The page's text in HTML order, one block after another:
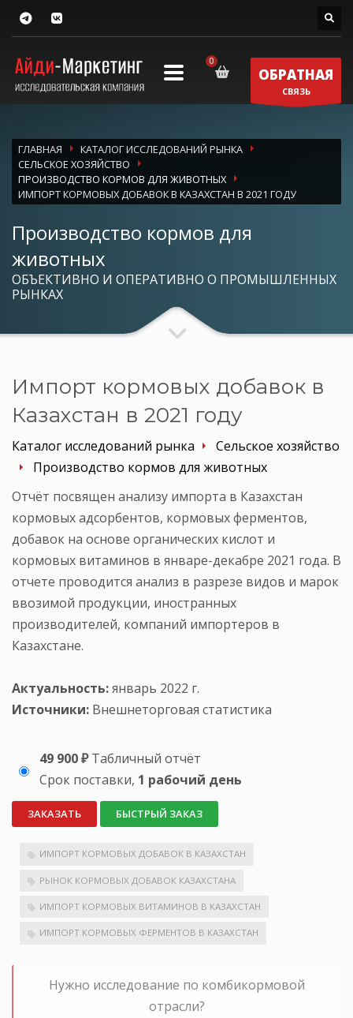
ОБРАТНАЯ
СВЯЗЬ
ГЛАВНАЯ
КАТАЛОГ ИССЛЕДОВАНИЙ РЫНКА
СЕЛЬСКОЕ ХОЗЯЙСТВО
ПРОИЗВОДСТВО КОРМОВ ДЛЯ ЖИВОТНЫХ
ИМПОРТ КОРМОВЫХ ДОБАВОК В КАЗАХСТАН В 2021 ГОДУ
Производство кормов для
животных
ОБЪЕКТИВНО И ОПЕРАТИВНО О ПРОМЫШЛЕННЫХ
РЫНКАХ
Импорт кормовых добавок в
Казахстан в 2021 году
Каталог исследований рынка
Сельское хозяйство
Производство кормов для животных
Отчёт посвящен анализу импорта в Казахстан
кормовых адсорбентов, кормовых ферментов,
добавок на основе органических кислот и
кормовых витаминов в январе-декабре 2021 года. В
отчете проводится анализ в разрезе видов и марок
ввозимой продукции, иностранных
производителей, компаний импортеров в
Казахстане.
Актуальность:январь 2022 г.
Источники: Внешнеторговая статистика
49 900 ₽ Табличный отчёт
Срок поставки, 1 рабочий день
ЗАКАЗАТЬ БЫСТРЫЙ ЗАКАЗ
ИМПОРТ КОРМОВЫХ ДОБАВОК В КАЗАХСТАН
РЫНОК КОРМОВЫХ ДОБАВОК КАЗАХСТАНА
ИМПОРТ КОРМОВЫХ ВИТАМИНОВ В КАЗАХСТАН
ИМПОРТ КОРМОВЫХ ФЕРМЕНТОВ В КАЗАХСТАН
Нужно исследование по комбикормовой
отрасли?